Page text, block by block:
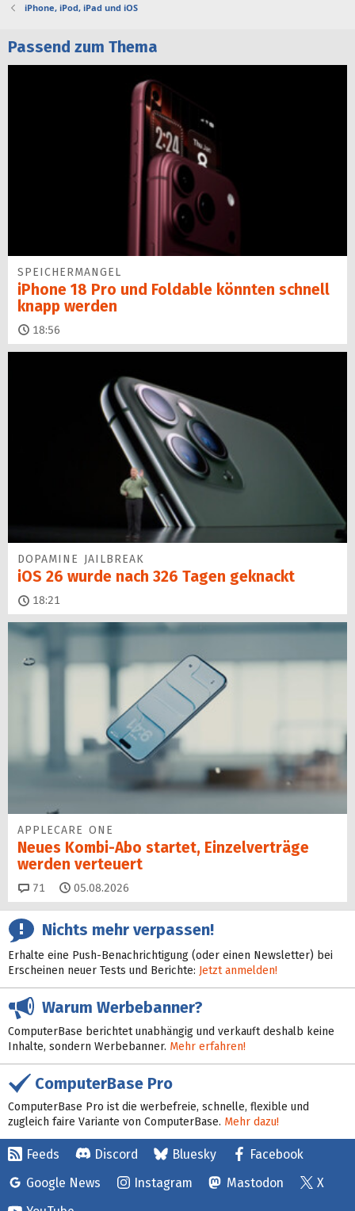
iPhone, iPod, iPad und iOS
Passend zum Thema
SPEICHERMANGEL
iPhone 18 Pro und Foldable könnten schnell
knapp werden
18:56
DOPAMINE JAILBREAK
iOS 26 wurde nach 326 Tagen geknackt
18:21
APPLECARE ONE
Neues Kombi-Abo startet, Einzelverträge
werden verteuert
71 Kommentare
05.08.2026
Nichts mehr verpassen!
Erhalte eine Push-Benachrichtigung (oder einen Newsletter) bei
Erscheinen neuer Tests und Berichte: Jetzt anmelden!
Warum Werbebanner?
ComputerBase berichtet unabhängig und verkauft deshalb keine
Inhalte, sondern Werbebanner. Mehr erfahren!
ComputerBase Pro
ComputerBase Pro ist die werbefreie, schnelle, flexible und
zugleich faire Variante von ComputerBase. Mehr dazu!
Feeds Discord Bluesky
Facebook
Google News
Instagram Mastodon
X